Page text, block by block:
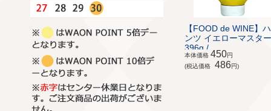
【FOOD de WINE】
ンツ イエローマスタ
396g / ...
本体価格 450円
(税込価格
486円)